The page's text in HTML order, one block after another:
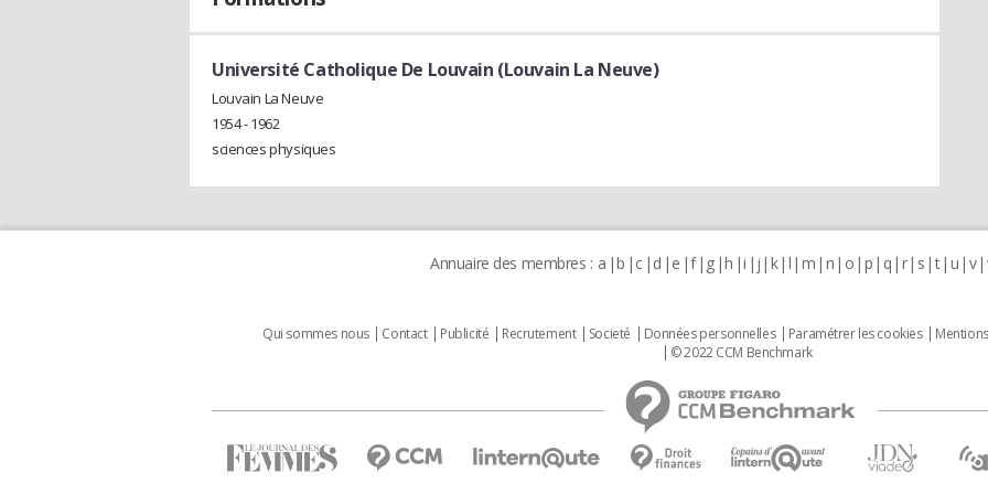
Université Catholique De Louvain (Louvain La Neuve)
Louvain La Neuve
1954 - 1962
sciences physiques
Annuaire des membres : a b c d e f g h i j k l m n o p q r s t u v
Qui sommes nous Contact Publicité Recrutement Societé Données personnelles Paramétrer les cookies
© 2022 CCM Benchmark